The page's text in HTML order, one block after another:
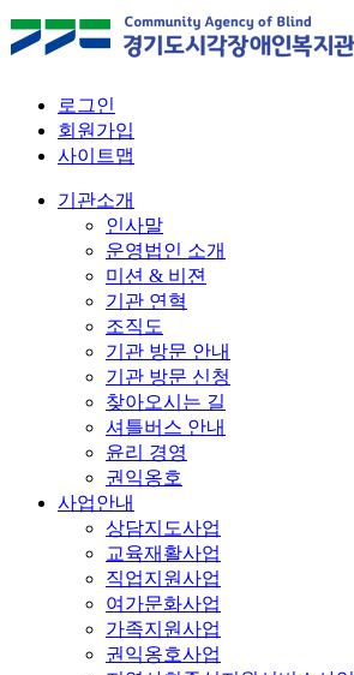
로그인
회원가입
사이트맵
기관소개
인사말
운영법인 소개
미션 & 비젼
기관 연혁
조직도
기관 방문 안내
기관 방문 신청
찾아오시는 길
셔틀버스 안내
윤리 경영
권익옹호
사업안내
상담지도사업
교육재활사업
직업지원사업
여가문화사업
가족지원사업
권익옹호사업